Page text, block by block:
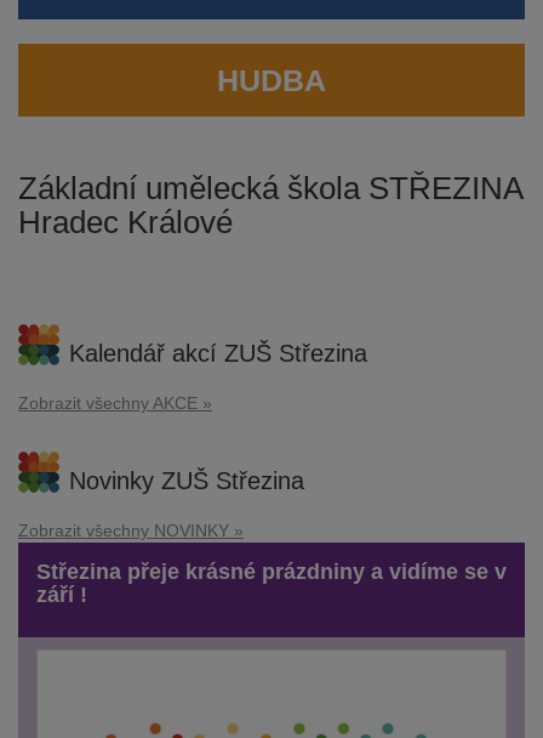
HUDBA
Základní umělecká škola STŘEZINA
Hradec Králové
Kalendář akcí ZUŠ Střezina
Zobrazit všechny AKCE »
Novinky ZUŠ Střezina
Zobrazit všechny NOVINKY »
Střezina přeje krásné prázdniny a vidíme se v
září !